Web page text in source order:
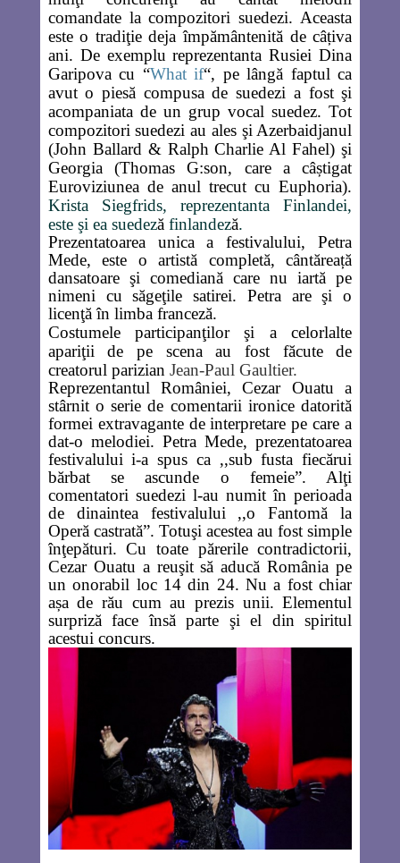
comandate la compozitori suedezi. Aceasta
este o tradiţie deja împământenită de câțiva
ani. De exemplu reprezentanta Rusiei Dina
Garipova cu “What if“, pe lângă faptul ca
avut o piesă compusa de suedezi a fost şi
acompaniata de un grup vocal suedez. Tot
compozitori suedezi au ales şi Azerbaidjanul
(John Ballard & Ralph Charlie Al Fahel) şi
Georgia(Thomas G:son, care a câștigat
Euroviziunea de anul trecut cu Euphoria).
Krista Siegfrids, reprezentanta Finlandei,
este şi ea suedezăfinlandeză.
Prezentatoarea unica a festivalului, Petra
Mede, este o artistă completă, cântăreață
dansatoare şi comediană care nu iartă pe
nimeni cu săgeţile satirei. Petra are şi o
licenţă în limba franceză.
Costumele participanţilor şi a celorlalte
apariţii de pe scena au fost făcute de
creatorul parizian Jean-Paul Gaultier.
Reprezentantul României,Cezar Ouatu a
stârnit o serie de comentarii ironice datorită
formei extravagante de interpretare pe care a
dat-o melodiei. Petra Mede, prezentatoarea
festivalului i-a spus ca ,,sub fusta fiecărui
bărbat se ascunde o femeie”. Alţi
comentatori suedezi l-au numit în perioada
de dinaintea festivalului ,,o Fantomă la
Operă castrată”. Totuşi acestea au fost simple
înţepături. Cu toate părerile contradictorii,
Cezar Ouatu a reuşit să aducă România pe
un onorabil loc 14 din 24. Nu a fost chiar
așa de rău cum au prezis unii. Elementul
surpriză face însă parte şi el din spiritul
acestui concurs.